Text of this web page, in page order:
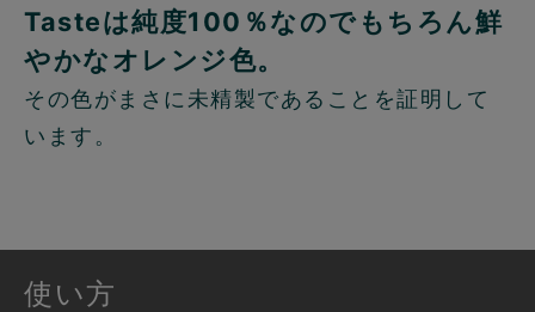
Tasteは純度100％なのでもちろん鮮
やかなオレンジ色。
その色がまさに未精製であることを証明して
います。
使い方